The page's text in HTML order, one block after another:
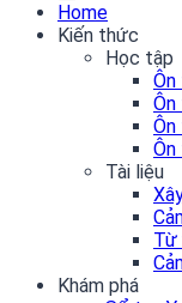
Home
Kiến thức
Học tập
Ôn
Tài liệu
Từ
Khám phá